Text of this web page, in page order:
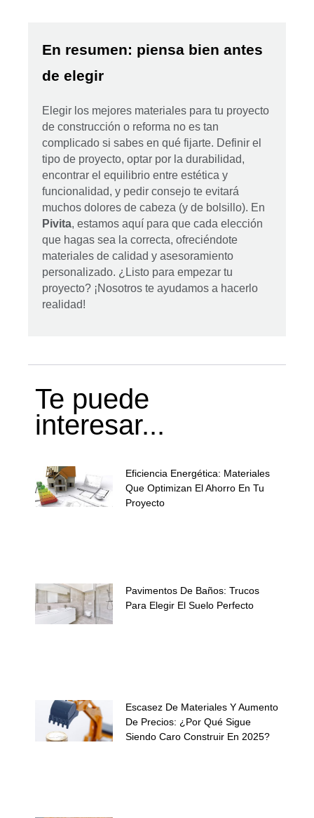
En resumen: piensa bien antes
de elegir
Elegir los mejores materiales para tu proyecto
de construcción o reforma no es tan
complicado si sabes en qué fijarte. Definir el
tipo de proyecto, optar por la durabilidad,
encontrar el equilibrio entre estética y
funcionalidad, y pedir consejo te evitará
muchos dolores de cabeza (y de bolsillo). En
Pivita, estamos aquí para que cada elección
que hagas sea la correcta, ofreciéndote
materiales de calidad y asesoramiento
personalizado. ¿Listo para empezar tu
proyecto? ¡Nosotros te ayudamos a hacerlo
realidad!
Te puede
interesar...
Eficiencia Energética: Materiales
Que Optimizan El Ahorro En Tu
Proyecto
Pavimentos De Baños: Trucos
Para Elegir El Suelo Perfecto
Escasez De Materiales Y Aumento
De Precios: ¿Por Qué Sigue
Siendo Caro Construir En 2025?